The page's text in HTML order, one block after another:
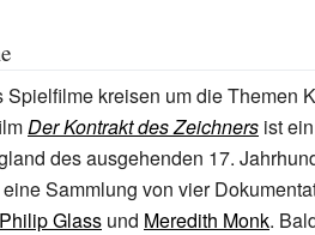
Spielfilme kreisen um die Themen
Der Kontrakt des Zeichners ist
des ausgehenden 17.
eine Sammlung von vier
Philip Glass und Meredith Monk.